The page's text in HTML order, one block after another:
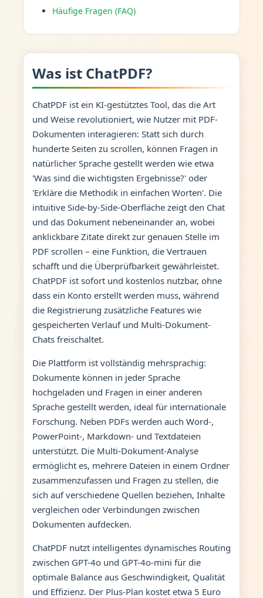
Häufige Fragen (FAQ)
Was ist ChatPDF?
ChatPDF ist ein KI-gestütztes Tool, das die Art
und Weise revolutioniert, wie Nutzer mit PDF-
Dokumenten interagieren: Statt sich durch
hunderte Seiten zu scrollen, können Fragen in
natürlicher Sprache gestellt werden wie etwa
'Was sind die wichtigsten Ergebnisse?' oder
'Erkläre die Methodik in einfachen Worten'. Die
intuitive Side-by-Side-Oberfläche zeigt den Chat
und das Dokument nebeneinander an, wobei
anklickbare Zitate direkt zur genauen Stelle im
PDF scrollen – eine Funktion, die Vertrauen
schafft und die Überprüfbarkeit gewährleistet.
ChatPDF ist sofort und kostenlos nutzbar, ohne
dass ein Konto erstellt werden muss, während
die Registrierung zusätzliche Features wie
gespeicherten Verlauf und Multi-Dokument-
Chats freischaltet.
Die Plattform ist vollständig mehrsprachig:
Dokumente können in jeder Sprache
hochgeladen und Fragen in einer anderen
Sprache gestellt werden, ideal für internationale
Forschung. Neben PDFs werden auch Word-,
PowerPoint-, Markdown- und Textdateien
unterstützt. Die Multi-Dokument-Analyse
ermöglicht es, mehrere Dateien in einem Ordner
zusammenzufassen und Fragen zu stellen, die
sich auf verschiedene Quellen beziehen, Inhalte
vergleichen oder Verbindungen zwischen
Dokumenten aufdecken.
ChatPDF nutzt intelligentes dynamisches Routing
zwischen GPT-4o und GPT-4o-mini für die
optimale Balance aus Geschwindigkeit, Qualität
und Effizienz. Der Plus-Plan kostet etwa 5 Euro